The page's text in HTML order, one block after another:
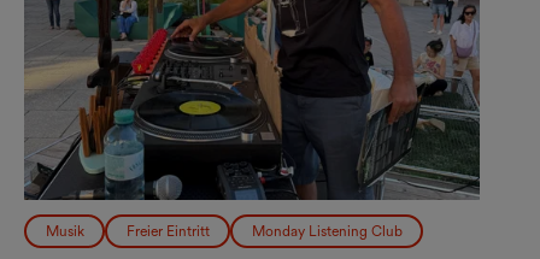
Musik Freier Eintritt Monday Listening Club